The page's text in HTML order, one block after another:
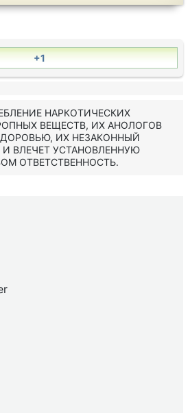
+1
НАРКОТИЧЕСКИХ
ВЕЩЕСТВ, ИХ АНОЛОГОВ
ИХ НЕЗАКОННЫЙ
ВЛЕЧЕТ УСТАНОВЛЕННУЮ
ОТВЕТСТВЕННОСТЬ.